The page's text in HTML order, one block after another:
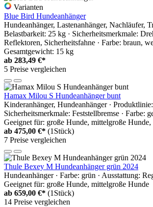
Varianten
Blue Bird Hundeanhänger
Hundeanhänger, Lastenanhänger, Nachläufer,
Belastbarkeit: 25 kg · Sicherheitsmerkmale:
Reflektoren, Sicherheitsfahne · Farbe: braun,
Gesamtgewicht: 15 kg
ab 283,49 €*
5 Preise vergleichen
Hamax Milou S Hundeanhänger bunt
Kinderanhänger, Hundeanhänger ·
Sicherheitsmerkmale: Feststellbremse · Farbe:
Geeignet für: große Hunde, mittelgroße
ab 475,00 €* (1Stück)
7 Preise vergleichen
Thule Bexey M Hundeanhänger grün 2024
Hundeanhänger · Farbe: grün · Ausstattung:
Geeignet für: große Hunde, mittelgroße Hunde
ab 659,00 €* (1Stück)
14 Preise vergleichen